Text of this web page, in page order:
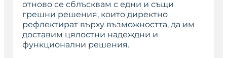
отново се сблъсквам с едни и същи
грешни решения, които директно
рефлектират върху възможността, да им
доставим цялостни надеждни и
функционални решения.